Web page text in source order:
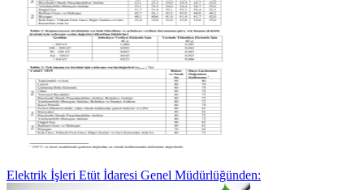
Elektrik İşleri Etüt İdaresi Genel Müdürlüğünden: